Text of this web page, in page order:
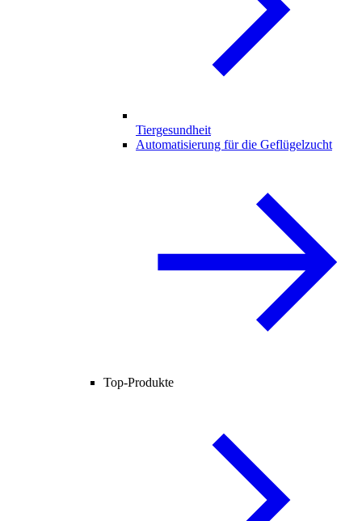
Tiergesundheit
Automatisierung für die Geflügelzucht
Top-Produkte